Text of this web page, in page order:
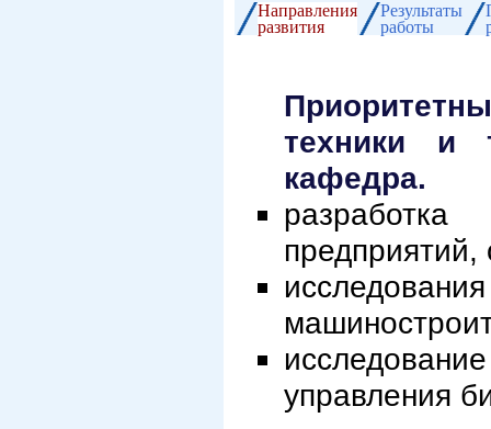
Направления
развития
Результаты
работы
техники и
кафедра.
предприятий,
управления